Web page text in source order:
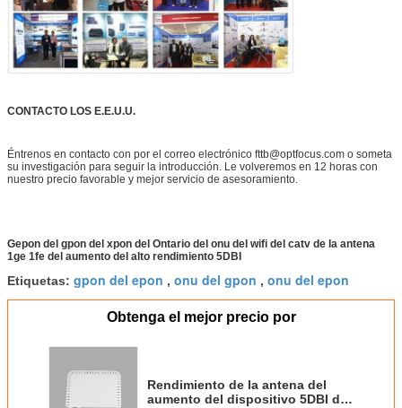
CONTACTO LOS E.E.U.U.
Éntrenos en contacto con por el correo electrónico fttb@optfocus.com o someta
su investigación para seguir la introducción. Le volveremos en 12 horas con
nuestro precio favorable y mejor servicio de asesoramiento.
Gepon del gpon del xpon del Ontario del onu del wifi del catv de la antena
1ge 1fe del aumento del alto rendimiento 5DBI
Etiquetas: gpon del epon , onu del gpon , onu del epon
Obtenga el mejor precio por
Rendimiento de la antena del
aumento del dispositivo 5DBI del